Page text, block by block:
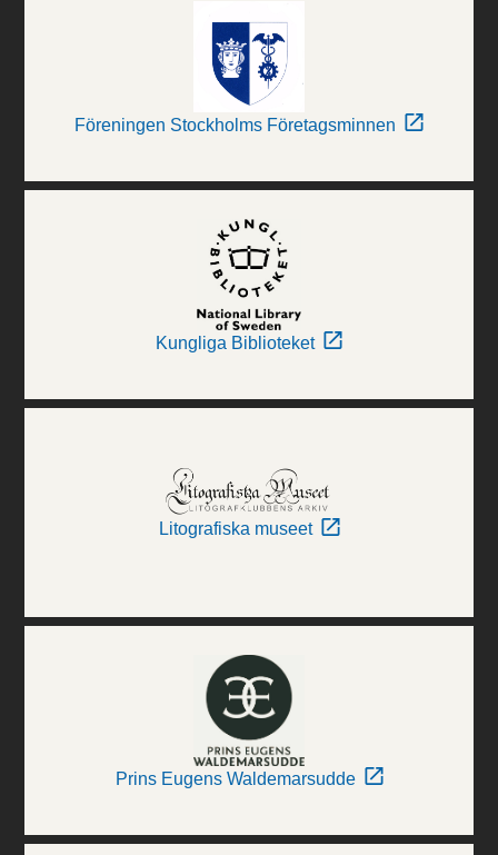
Föreningen Stockholms Företagsminnen
Kungliga Biblioteket
Litografiska museet
Prins Eugens Waldemarsudde